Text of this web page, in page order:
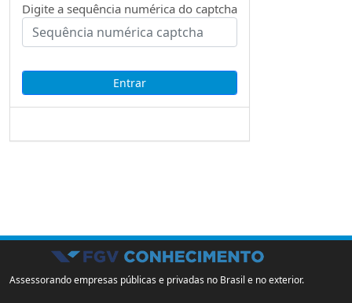
Digite a sequência numérica do captcha
Assessorando empresas públicas e privadas no Brasil e no exterior.